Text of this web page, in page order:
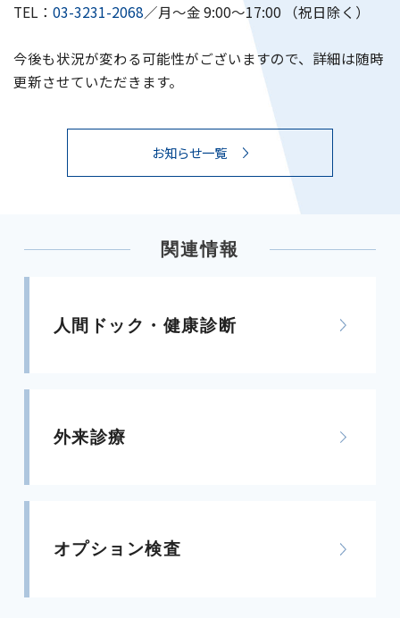
WEB予約
TEL： 03-3231-2068／月～金 9:00～17:00 （祝日除く）
今後も状況が変わる可能性がございますので、詳細は随時
更新させていただきます。
お知らせ一覧
関連情報
人間ドック・健康診断
外来診療
オプション検査